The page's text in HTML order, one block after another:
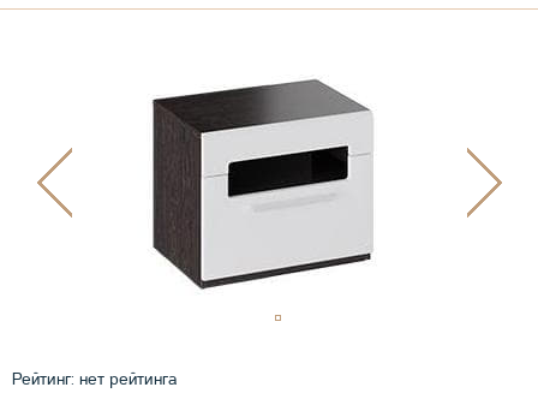
Рейтинг: нет рейтинга